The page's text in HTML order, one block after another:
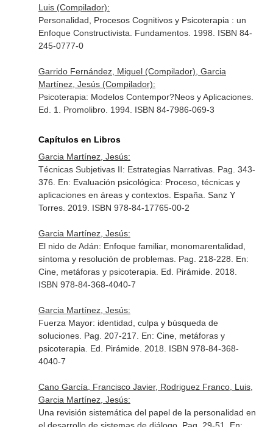
Luis (Compilador):
Personalidad, Procesos Cognitivos y Psicoterapia : un
Enfoque Constructivista. Fundamentos. 1998. ISBN 84-
245-0777-0
Garrido Fernández, Miguel (Compilador), Garcia
Martínez, Jesús (Compilador):
Psicoterapia: Modelos Contempor?Neos y Aplicaciones.
Ed. 1. Promolibro. 1994. ISBN 84-7986-069-3
Capítulos en Libros
Garcia Martínez, Jesús:
Técnicas Subjetivas II: Estrategias Narrativas. Pag. 343-
376. En: Evaluación psicológica: Proceso, técnicas y
aplicaciones en áreas y contextos. España. Sanz Y
Torres. 2019. ISBN 978-84-17765-00-2
Garcia Martínez, Jesús:
El nido de Adán: Enfoque familiar, monomarentalidad,
síntoma y resolución de problemas. Pag. 218-228. En:
Cine, metáforas y psicoterapia . Ed. Pirámide. 2018.
ISBN 978-84-368-4040-7
Garcia Martínez, Jesús:
Fuerza Mayor: identidad, culpa y búsqueda de
soluciones. Pag. 207-217. En: Cine, metáforas y
psicoterapia . Ed. Pirámide. 2018. ISBN 978-84-368-
4040-7
Cano García, Francisco Javier, Rodriguez Franco, Luis,
Garcia Martínez, Jesús:
Una revisión sistemática del papel de la personalidad en